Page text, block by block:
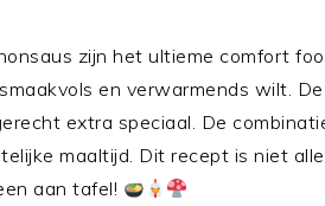
zijn het ultieme comfort
en verwarmends wilt.
extra speciaal. De
maaltijd. Dit recept is niet
aan tafel!